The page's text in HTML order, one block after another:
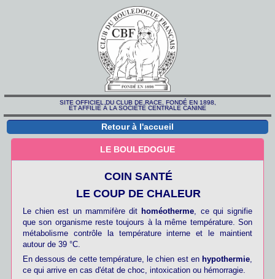
SITE OFFICIEL DU CLUB DE RACE, FONDÉ EN 1898,
ET AFFILIÉ À LA SOCIÉTÉ CENTRALE CANINE
Retour à l'accueil
LE BOULEDOGUE
COIN SANTÉ
LE COUP DE CHALEUR
Le chien est un mammifère dit homéotherme , ce qui signifie
que son organisme reste toujours à la même température. Son
métabolisme contrôle la température interne et le maintient
autour de 39 °C.
En dessous de cette température, le chien est en hypothermie
ce qui arrive en cas d'état de choc, intoxication ou hémorragie.